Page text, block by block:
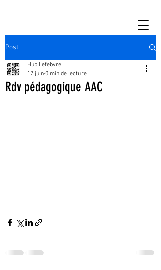
Post
Rdv pédagogique AAC
Hub Lefebvre
17 juin 0 min de lecture